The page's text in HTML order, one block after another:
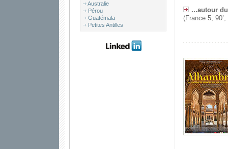
Australie
Pérou
Guatémala
Petites Antilles
...autour
(France 5,